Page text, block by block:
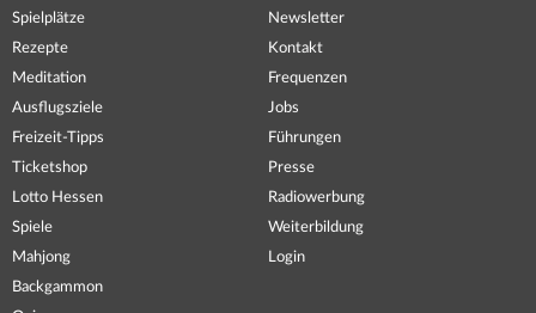
Spielplätze
Rezepte
Meditation
Ausflugsziele
Freizeit-Tipps
Ticketshop
Lotto Hessen
Spiele
Mahjong
Backgammon
Newsletter
Kontakt
Frequenzen
Jobs
Führungen
Presse
Radiowerbung
Weiterbildung
Login